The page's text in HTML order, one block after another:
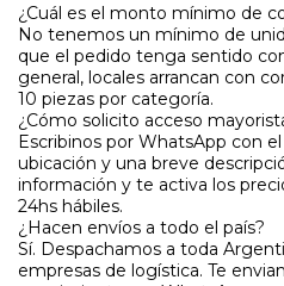
¿Cuál es el monto mínimo de
No tenemos un mínimo de
que el pedido tenga sentido
general, locales arrancan con
10 piezas por categoría.
¿Cómo solicito acceso
Escribinos por WhatsApp con
ubicación y una breve
información y te activa los
24hs hábiles.
¿Hacen envíos a todo el país?
Sí. Despachamos a toda
empresas de logística. Te